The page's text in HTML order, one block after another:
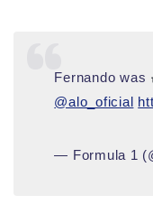
Fernando was
@alo_oficial
— Formula 1